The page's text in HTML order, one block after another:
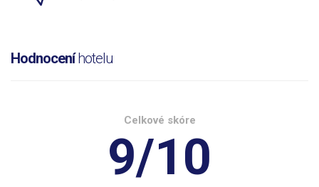
Hodnoceníhotelu
Celkové skóre
9/10